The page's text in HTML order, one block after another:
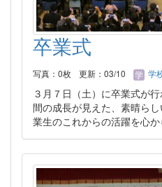
卒業式
写真：0枚 更新：03/10 学
３月７日（土）に卒業式が
間の成長が見えた、素晴ら
業生のこれからの活躍を心か